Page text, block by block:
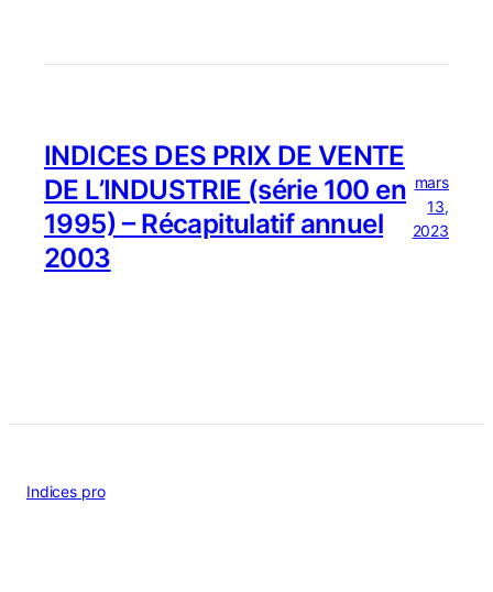
INDICES DES PRIX DE VENTE
DE L’INDUSTRIE (série 100 en
1995) – Récapitulatif annuel
2003
mars
13,
2023
Indices pro